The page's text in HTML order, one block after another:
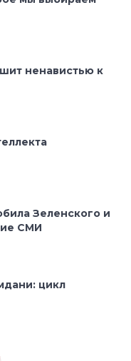
ненавистью к
Зеленского и
СМИ
цикл